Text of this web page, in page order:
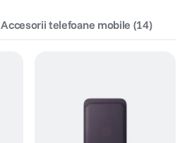
Accesorii telefoane mobile (14)